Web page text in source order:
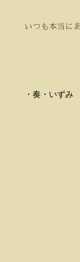
いつも本当に
・奏・いずみ